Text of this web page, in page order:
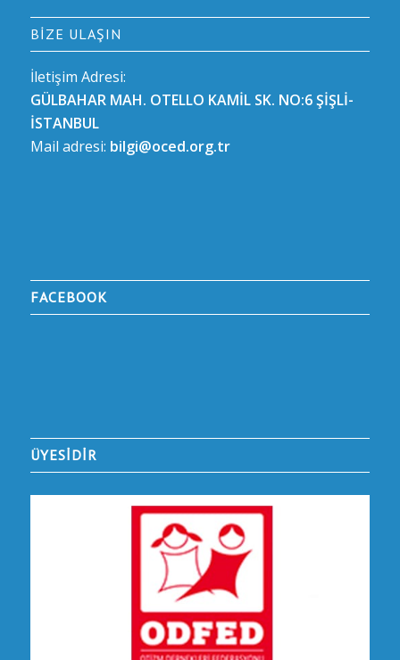
BIZE ULAŞIN
İletişim Adresi:
GÜLBAHAR MAH. OTELLO KAMİL SK. NO:6 ŞİŞLİ-
İSTANBUL
Mail adresi: bilgi@oced.org.tr
FACEBOOK
ÜYESİDİR